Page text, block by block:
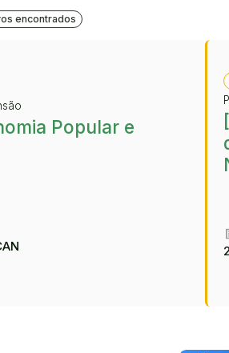
encontrados
Popular e